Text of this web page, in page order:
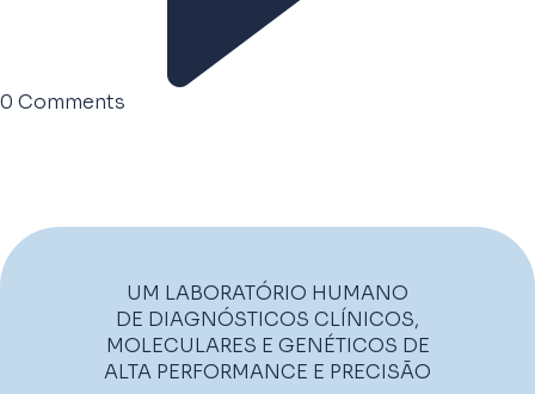
0 Comments
UM LABORATÓRIO HUMANO
DE DIAGNÓSTICOS CLÍNICOS,
MOLECULARES E GENÉTICOS DE
ALTA PERFORMANCE E PRECISÃO